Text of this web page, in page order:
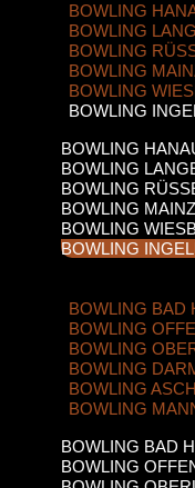
BOWLING
BOWLING
BOWLING
BOWLING
BOWLING
BOWLING
BOWLING
BOWLING
BOWLING
BOWLING MAINZ
BOWLING
BOWLING
BOWLING BAD
BOWLING
BOWLING
BOWLING
BOWLING
BOWLING
BOWLING BAD
BOWLING